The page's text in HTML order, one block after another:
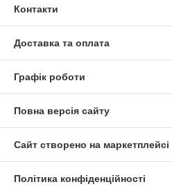
Контакти
Доставка та оплата
Графік роботи
Повна версія сайту
Сайт створено на маркетплейсі
Політика конфіденційності